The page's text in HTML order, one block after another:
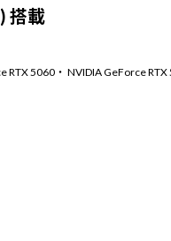
搭載
5060・ NVIDIA GeForce